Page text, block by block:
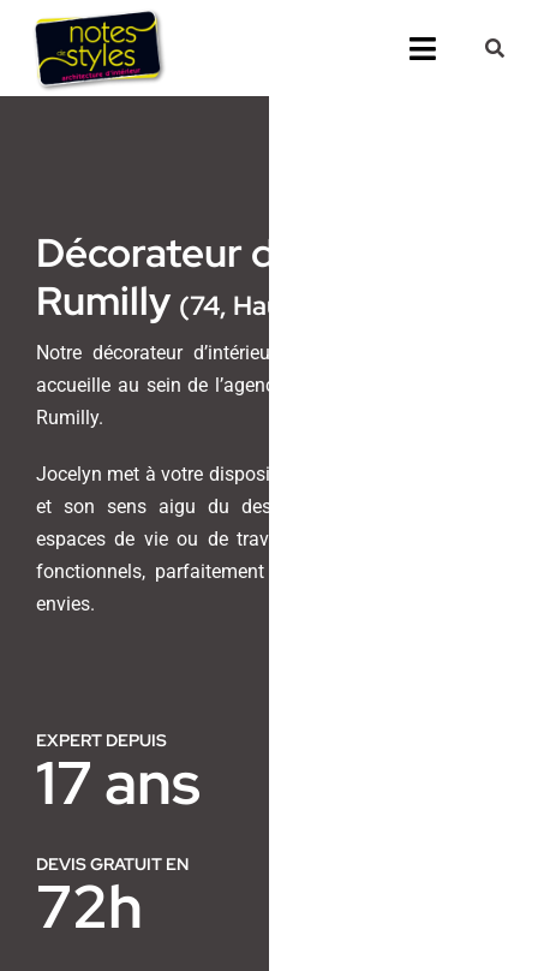
Passer
contenu
Toggle
Décorateur d’intérieur à
Rumilly (74, Haute-Savoie)
Notre décorateur d’intérieur, Jocelyn Reymond, vous
accueille au sein de l’agence Notes de Styles située à
Rumilly.
Jocelyn met à votre disposition son savoir-faire unique
et son sens aigu du design pour transformer vos
espaces de vie ou de travail en lieux harmonieux et
fonctionnels, parfaitement adaptés à vos besoins et
envies.
EXPERT DEPUIS
17 ans
DEVIS GRATUIT EN
72h